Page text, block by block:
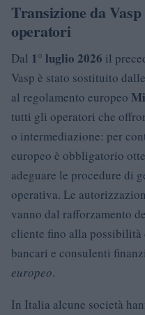
Transizione da
operatori
Dal 1° luglio 2026 il
Vasp è stato sostituito
al regolamento europeo
tutti gli operatori che
o intermediazione: per
europeo è obbligatorio
adeguare le procedure di
operativa. Le
vanno dal rafforzamento
cliente fino alla
bancari e consulenti
europeo.
In Italia alcune società